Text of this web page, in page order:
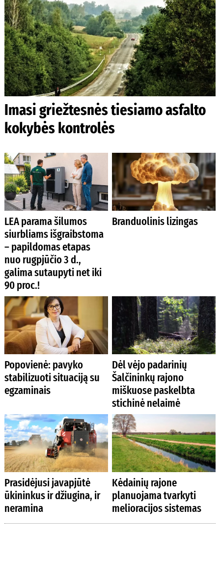
Imasi griežtesnės tiesiamo asfalto
kokybės kontrolės
LEA parama šilumos
siurbliams išgraibstoma
– papildomas etapas
nuo rugpjūčio 3 d.,
galima sutaupyti net iki
90 proc.!
Branduolinis lizingas
Popovienė: pavyko
stabilizuoti situaciją su
egzaminais
Dėl vėjo padarinių
Šalčininkų rajono
miškuose paskelbta
stichinė nelaimė
Prasidėjusi javapjūtė
ūkininkus ir džiugina, ir
neramina
Kėdainių rajone
planuojama tvarkyti
melioracijos sistemas